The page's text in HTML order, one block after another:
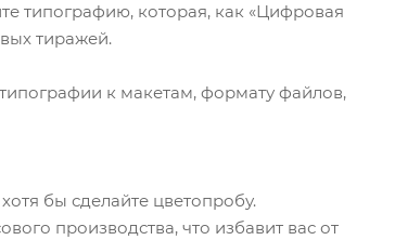
типографию, которая, как «Цифровая
тиражей.
к макетам, формату файлов,
бы сделайте цветопробу.
производства, что избавит вас от